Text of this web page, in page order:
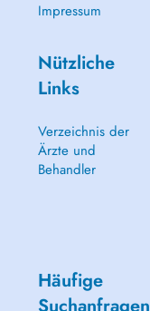
Impressum
Nützliche
Links
Verzeichnis der
Ärzte und
Behandler
Häufige